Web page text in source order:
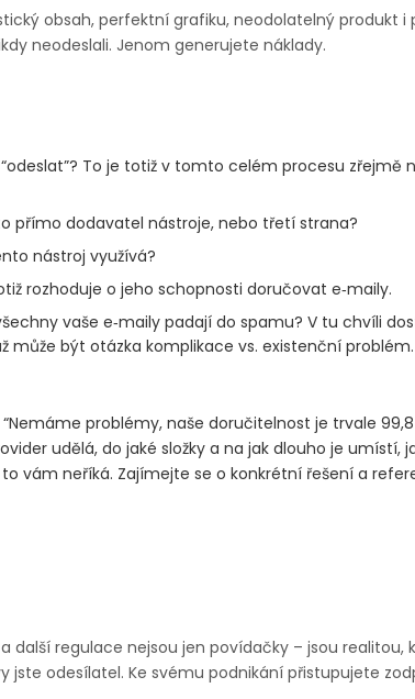
obsah, perfektní grafiku, neodolatelný produkt i
neodeslali. Jenom generujete náklady.
To je totiž v tomto celém procesu
přímo dodavatel nástroje, nebo třetí strana?
nástroj využívá?
rozhoduje o jeho schopnosti doručovat e‑maily.
vaše e‑maily padají do spamu? V tu chvíli
může být otázka komplikace vs. existenční problém.
problémy, naše doručitelnost je trvale 99,8
udělá, do jaké složky a na jak dlouho je umístí,
vám neříká. Zajímejte se o konkrétní řešení a
další regulace nejsou jen povídačky – jsou
jste odesílatel. Ke svému podnikání přistupujete